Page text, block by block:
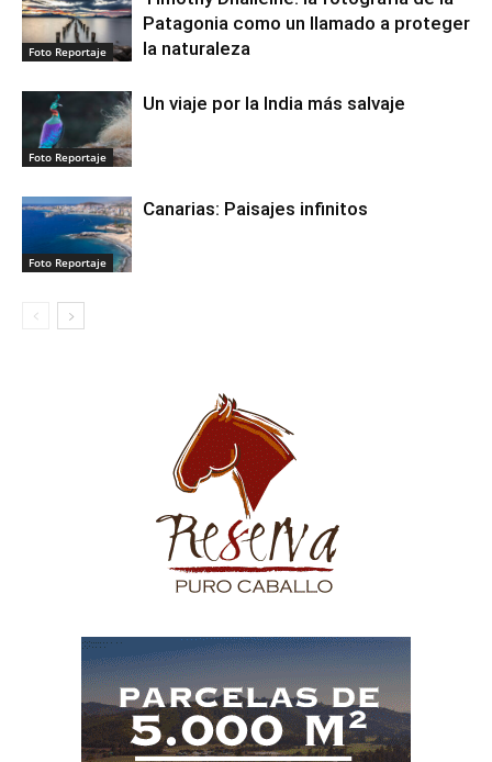
Foto Reportaje
Patagonia como un llamado a proteger
la naturaleza
Foto Reportaje
Un viaje por la India más salvaje
Foto Reportaje
Canarias: Paisajes infinitos